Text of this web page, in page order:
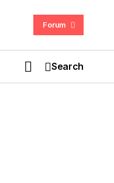
Forum
Search